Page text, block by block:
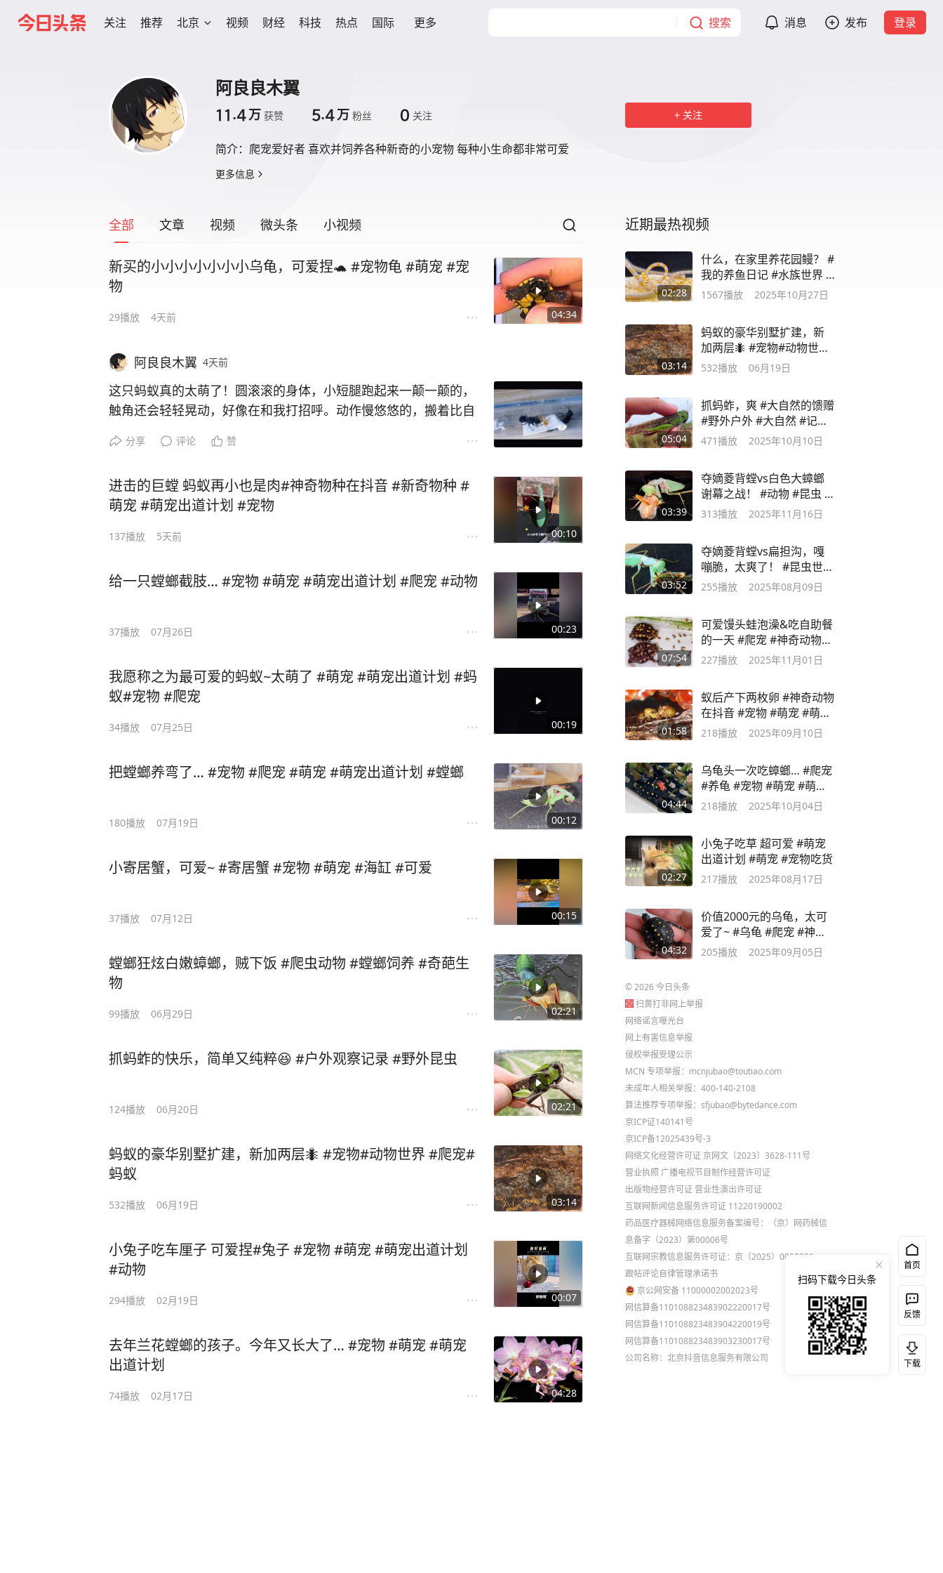
关注 推荐 北京 视频 财经 科技 热点 国际 更多 搜索 消息 发布 登录
阿良良木翼
11.4万 获赞 5.4万 粉丝 0 关注
简介： 爬宠爱好者 喜欢并饲养各种新奇的小宠物 每种小生命都非常可爱
更多信息
关注
全部 文章 视频 微头条 小视频
04:34
新买的小小小小小小小乌龟，可爱捏🐢 #宠物龟 #萌宠 #宠
物
29播放 4天前
阿良良木翼 4天前
这只蚂蚁真的太萌了！圆滚滚的身体，小短腿跑起来一颠一颠的，
触角还会轻轻晃动，好像在和我打招呼。动作慢悠悠的，搬着比自
分享 评论 赞
00:10
进击的巨螳 蚂蚁再小也是肉#神奇物种在抖音 #新奇物种 #
萌宠 #萌宠出道计划 #宠物
137播放 5天前
00:23
给一只螳螂截肢… #宠物 #萌宠 #萌宠出道计划 #爬宠 #动物
37播放 07月26日
00:19
我愿称之为最可爱的蚂蚁~太萌了 #萌宠 #萌宠出道计划 #蚂
蚁#宠物 #爬宠
34播放 07月25日
00:12
把螳螂养弯了… #宠物 #爬宠 #萌宠 #萌宠出道计划 #螳螂
180播放 07月19日
00:15
小寄居蟹，可爱~ #寄居蟹 #宠物 #萌宠 #海缸 #可爱
37播放 07月12日
02:21
螳螂狂炫白嫩蟑螂，贼下饭 #爬虫动物 #螳螂饲养 #奇葩生
物
99播放 06月29日
02:21
抓蚂蚱的快乐，简单又纯粹😆 #户外观察记录 #野外昆虫
124播放 06月20日
03:14
蚂蚁的豪华别墅扩建，新加两层🐜 #宠物#动物世界 #爬宠#
蚂蚁
532播放 06月19日
00:07
小兔子吃车厘子 可爱捏#兔子 #宠物 #萌宠 #萌宠出道计划
#动物
294播放 02月19日
04:28
去年兰花螳螂的孩子。今年又长大了… #宠物 #萌宠 #萌宠
出道计划
74播放 02月17日
近期最热视频
02:28
什么，在家里养花园鳗？ #
我的养鱼日记 #水族世界 #
海缸
1567播放 2025年10月27日
03:14
蚂蚁的豪华别墅扩建，新
加两层🐜 #宠物#动物世界
#爬宠#蚂蚁
532播放 06月19日
05:04
抓蚂蚱，爽 #大自然的馈赠
#野外户外 #大自然 #记录
生活
471播放 2025年10月10日
03:39
夺嫡菱背螳vs白色大蟑螂
谢幕之战！ #动物 #昆虫 #
爬宠
313播放 2025年11月16日
03:52
夺嫡菱背螳vs扁担沟，嘎
嘣脆，太爽了！ #昆虫世界
#奇趣自然
255播放 2025年08月09日
07:54
可爱馒头蛙泡澡&吃自助餐
的一天 #爬宠 #神奇动物在
抖音 #宠物
227播放 2025年11月01日
01:58
蚁后产下两枚卵 #神奇动物
在抖音 #宠物 #萌宠 #萌宠
出道计划
218播放 2025年09月10日
04:44
乌龟头一次吃蟑螂… #爬宠
#养龟 #宠物 #萌宠 #萌宠
出道计划
218播放 2025年10月04日
02:27
小兔子吃草 超可爱 #萌宠
出道计划 #萌宠 #宠物吃货
217播放 2025年08月17日
04:32
价值2000元的乌龟，太可
爱了~ #乌龟 #爬宠 #神奇
动物在抖音
205播放 2025年09月05日
©2026今日头条
扫黄打非网上举报
网络谣言曝光台
网上有害信息举报
侵权举报受理公示
MCN 专项举报：mcnjubao@toutiao.com
未成年人相关举报：400-140-2108
算法推荐专项举报：sfjubao@bytedance.com
京ICP证140141号
京ICP备12025439号-3
网络文化经营许可证 京网文〔2023〕3628-111号
营业执照 广播电视节目制作经营许可证
出版物经营许可证 营业性演出许可证
互联网新闻信息服务许可证 11220190002
药品医疗器械网络信息服务备案编号：（京）网药械信
息备字（2023）第00006号
互联网宗教信息服务许可证：京（2025）0000021
跟帖评论自律管理承诺书
京公网安备 11000002002023号
网信算备110108823483902220017号
网信算备110108823483904220019号
网信算备110108823483903230017号
公司名称：北京抖音信息服务有限公司
首页
反馈
下载
扫码下载今日头条